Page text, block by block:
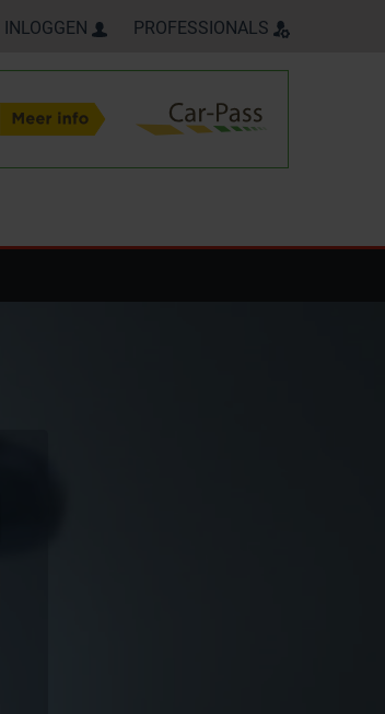
INLOGGEN PROFESSIONALS